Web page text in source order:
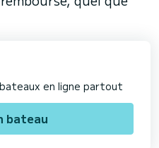
en ligne partout
bateau